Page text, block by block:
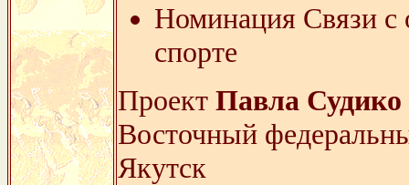
Номинация Связи с
спорте
Проект Павла Судико
Восточный
Якутск